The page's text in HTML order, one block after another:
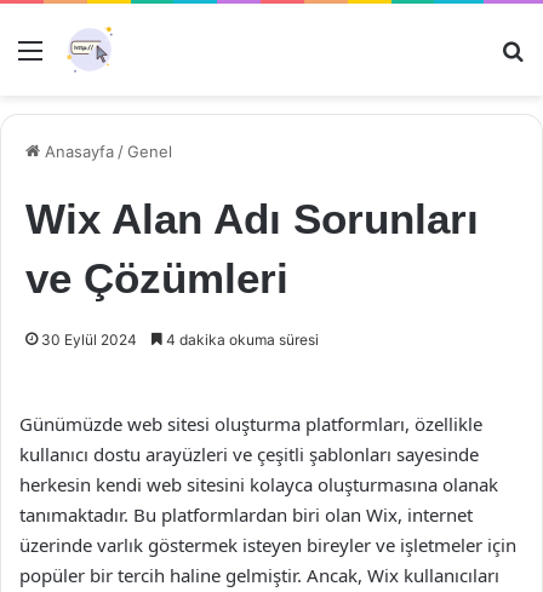
Menü
Anasayfa /Genel
Wix Alan Adı Sorunları
ve Çözümleri
30 Eylül 2024 4 dakika okuma süresi
Günümüzde web sitesi oluşturma platformları, özellikle
kullanıcı dostu arayüzleri ve çeşitli şablonları sayesinde
herkesin kendi web sitesini kolayca oluşturmasına olanak
tanımaktadır. Bu platformlardan biri olan Wix, internet
üzerinde varlık göstermek isteyen bireyler ve işletmeler için
popüler bir tercih haline gelmiştir. Ancak, Wix kullanıcıları